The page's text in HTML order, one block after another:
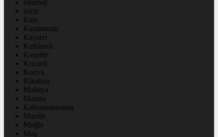
istanbul
izmir
Kars
Kastamonu
Kayseri
Kırklareli
Kırşehir
Kocaeli
Konya
Kütahya
Malatya
Manisa
Kahramanmaraş
Mardin
Muğla
Muş